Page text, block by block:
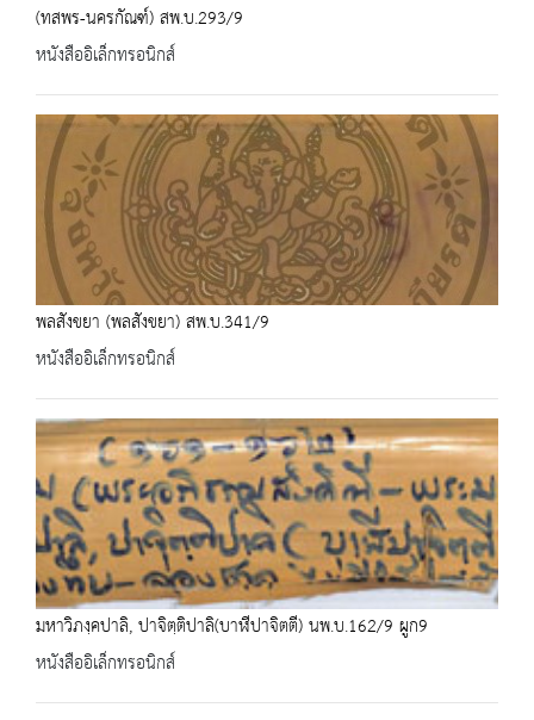
(ทสพร-นครกัณฑ์) สพ.บ.293/9
หนังสืออิเล็กทรอนิกส์
พลสังขยา (พลสังขยา) สพ.บ.341/9
หนังสืออิเล็กทรอนิกส์
มหาวิภงฺคปาลิ, ปาจิตฺติปาลิ(บาฬีปาจิตตี) นพ.บ.162/9 ผูก9
หนังสืออิเล็กทรอนิกส์